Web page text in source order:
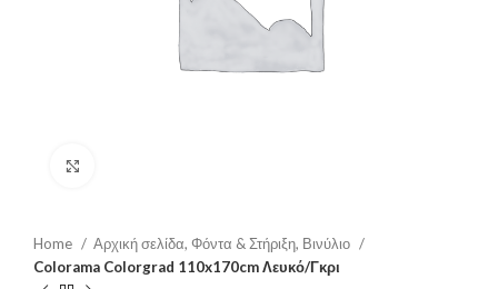
Home
Αρχική σελίδα, Φόντα & Στήριξη, Βινύλιο
Colorama Colorgrad 110x170cm Λευκό/Γκρι